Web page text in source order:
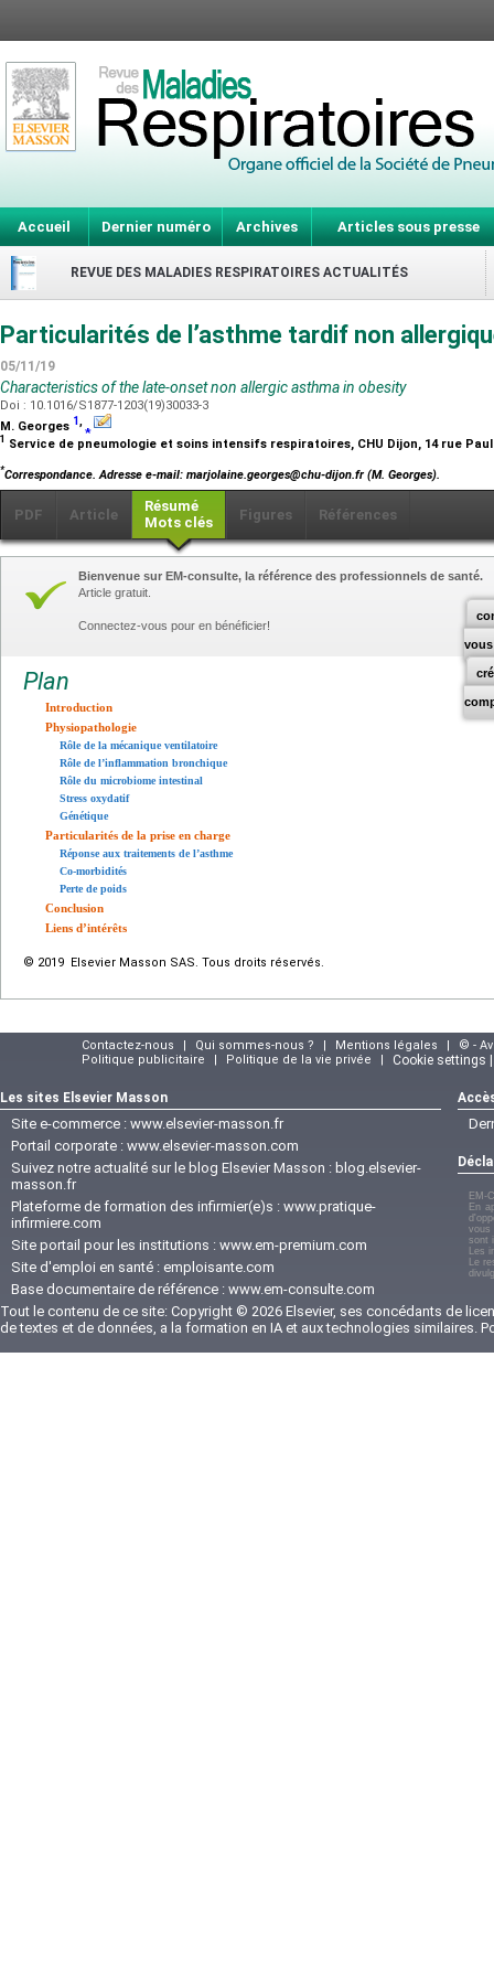
Accueil Dernier numéro Archives Articles sous presse
REVUE DES MALADIES RESPIRATOIRES ACTUALITÉS
Particularités de l’asthme tardif non
05/11/19
Characteristics of the late-onset non allergic asthma in obesity
Doi : 10.1016/S1877-1203(19)30033-3
M. Georges 1,⁎
1 Service de pneumologie et soins intensifs respiratoires, CHU Dijon, 14 rue
*Correspondance.Adresse e-mail: marjolaine.georges@chu-dijon.fr (M. Georges).
PDF Article
Résumé
Mots clés
Figures Références
vous
Bienvenue sur EM-consulte, la référence des professionnels de santé.
Article gratuit.
Connectez-vous pour en bénéficier!
Plan
Introduction
Physiopathologie
Rôle de la mécanique ventilatoire
Rôle de l’inflammation bronchique
Rôle du microbiome intestinal
Stress oxydatif
Génétique
Particularités de la prise en charge
Réponse aux traitements de l’asthme
Co-morbidités
Perte de poids
Conclusion
Liens d’intérêts
© 2019 Elsevier Masson SAS. Tous droits réservés.
Contactez-nous Qui sommes-nous ? Mentions légales
© -
Politique publicitaire
Politique de la vie privée Cookie settings
Les sites Elsevier Masson
Site e-commerce : www.elsevier-masson.fr
Portail corporate : www.elsevier-masson.com
Suivez notre actualité sur le blog Elsevier Masson : blog.elsevier-
masson.fr
Plateforme de formation des infirmier(e)s : www.pratique-
infirmiere.com
Site portail pour les institutions : www.em-premium.com
Site d'emploi en santé : emploisante.com
Base documentaire de référence : www.em-consulte.com
EM-
En
vous
sont
Les
Le
Tout le contenu de ce site: Copyright © 2026 Elsevier, ses concédants de
de textes et de données, a la formation en IA et aux technologies similaires.